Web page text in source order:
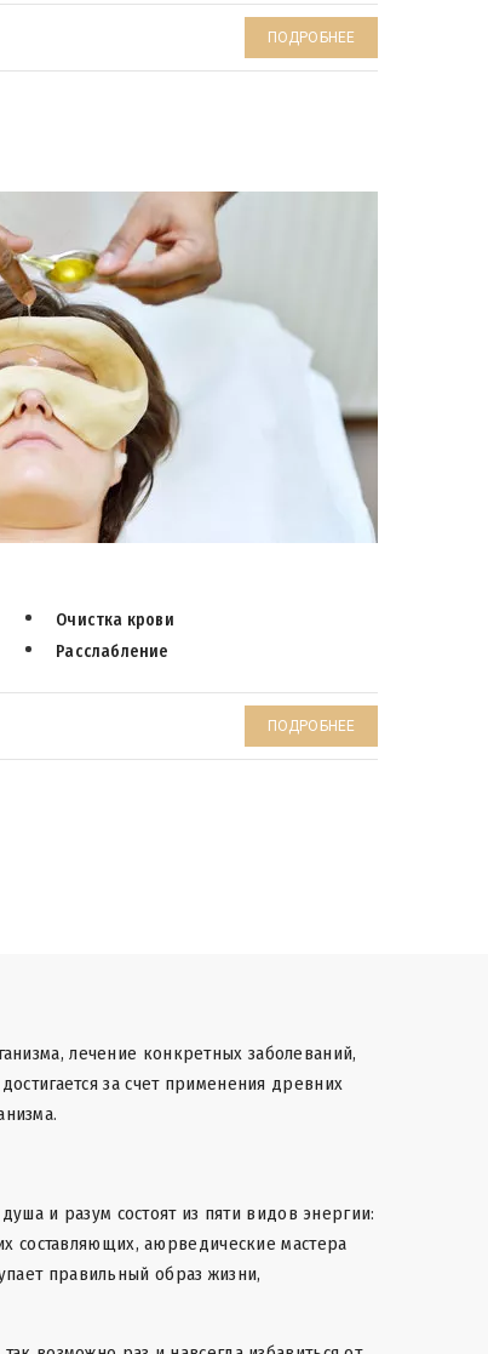
ПОДРОБНЕЕ
Очистка крови
Расслабление
ПОДРОБНЕЕ
лечение конкретных заболеваний,
за счет применения древних
и разум состоят из пяти видов энергии:
составляющих, аюрведические мастера
правильный образ жизни,